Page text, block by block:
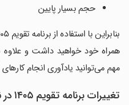
حجم بسیار پایین
همراه خود خواهید داشت و علاوه
مهم می‌توانید یادآوری انجام
تغییرات برنامه تقویم ۱۴۰۵ در نسخه جدید